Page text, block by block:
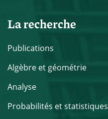
La recherche
Publications
Algèbre et géométrie
Analyse
Probabilités et statistiques